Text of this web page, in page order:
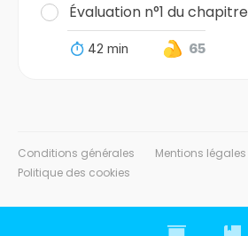
Évaluation n°1 du chapitre
42 min 65
Conditions générales
Mentions légales
Politique des cookies